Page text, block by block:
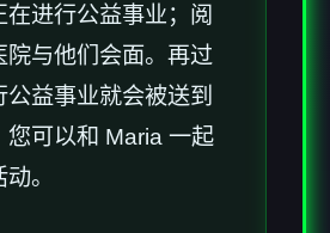
在进行公益事业；阅
院与他们会面。再过
公益事业就会被送到
您可以和 Maria 一起
。